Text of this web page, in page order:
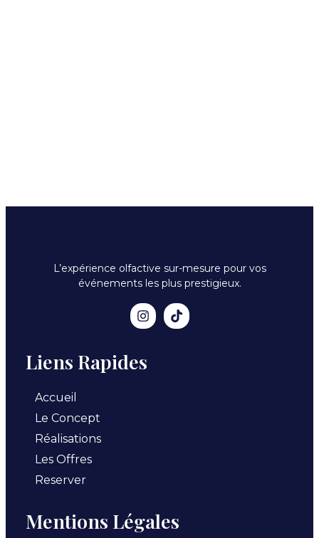
L’expérience olfactive sur-mesure pour vos
événements les plus prestigieux.
Liens Rapides
Accueil
Le Concept
Réalisations
Les Offres
Reserver
Mentions Légales